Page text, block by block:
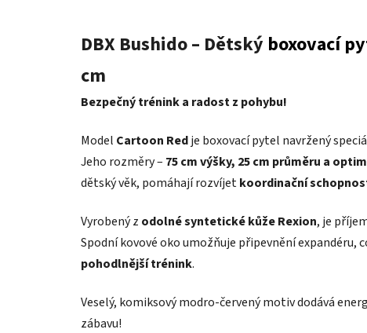
DBX Bushido – Dětský boxovací
cm
Bezpečný trénink a radost z pohybu!
Model Cartoon Redje boxovací pytel navržený
Jeho rozměry – 75 cm výšky, 25 cm průměru a
dětský věk, pomáhají rozvíjetkoordinační
Vyrobený z odolné syntetické kůže Rexion, je
Spodní kovové oko umožňuje připevnění expandéru,
pohodlnější trénink.
Veselý, komiksový modro-červený motiv dodává
zábavu!